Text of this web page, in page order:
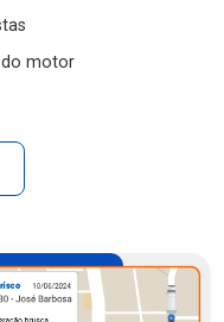
motor